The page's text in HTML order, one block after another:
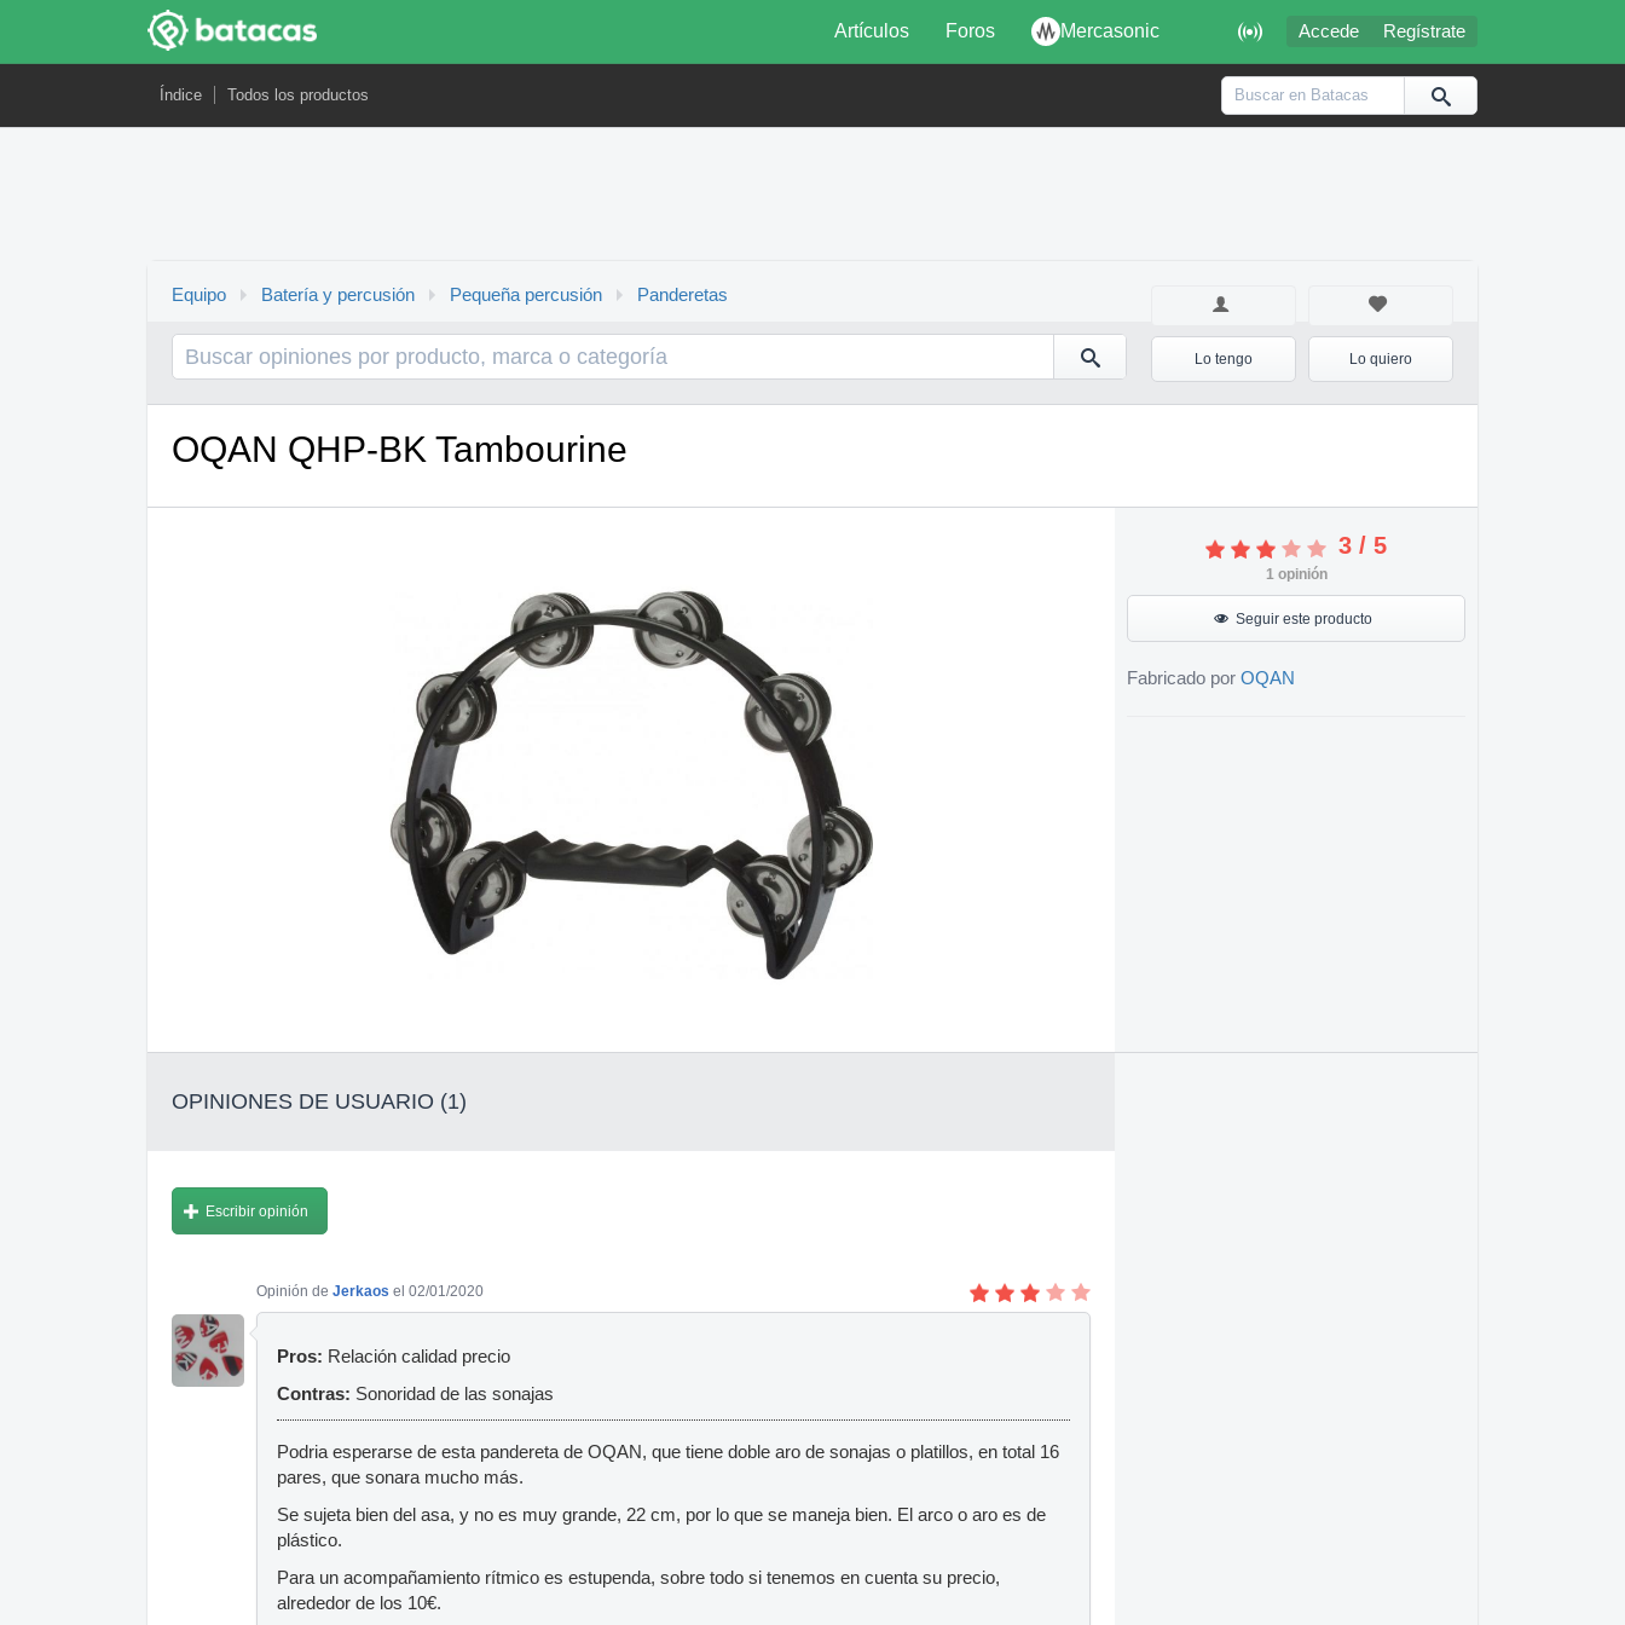
 Accede Regístrate
Artículos Foros Mercasonic
Índice Todos los productos
Lo tengo Lo quiero
Equipo Batería y percusión Pequeña percusión Panderetas
OQAN QHP-BK Tambourine
3 / 5
1opinión
Seguir este producto
Fabricado por OQAN
OPINIONES DE USUARIO (1)
Escribir opinión
Opinión de Jerkaos el 02/01/2020
Pros: Relación calidad precio
Contras: Sonoridad de las sonajas
Podria esperarse de esta pandereta de OQAN, que tiene doble aro de sonajas o platillos, en total 16
pares, que sonara mucho más.
Se sujeta bien del asa, y no es muy grande, 22 cm, por lo que se maneja bien. El arco o aro es de
plástico.
Para un acompañamiento rítmico es estupenda, sobre todo si tenemos en cuenta su precio,
alrededor de los 10€.